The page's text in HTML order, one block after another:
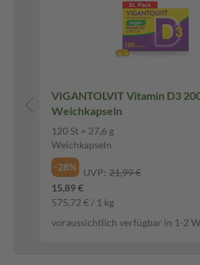
VIGANTOLVIT Vitamin D3
Weichkapseln
120 St = 27,6 g
Weichkapseln
-28%
UVP: 21,99 €
15,89 €
575,72 € / 1 kg
voraussichtlich verfügbar in 1-2